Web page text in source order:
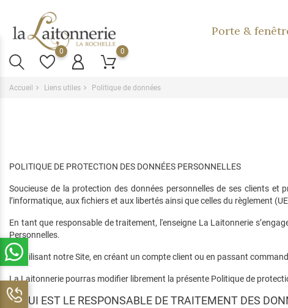
Porte &
0 0
Accueil Liens utiles Politique de données
POLITIQUE DE PROTECTION DES DONNÉES PERSONNELLES
Soucieuse de la protection des données personnelles de ses clients et
l’informatique, aux fichiers et aux libertés ainsi que celles du règlement
En tant que responsable de traitement, l'enseigne La Laitonnerie
Personnelles.
En utilisant notre Site, en créant un compte client ou en passant
La Laitonnerie pourras modifier librement la présente Politique de
1. QUI EST LE RESPONSABLE DE TRAITEMENT DES